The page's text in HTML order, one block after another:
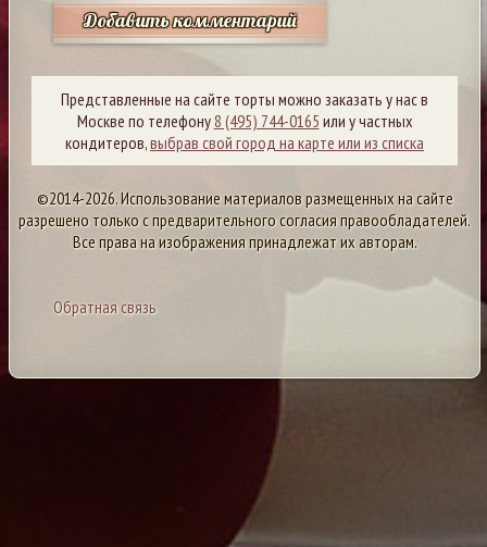
Добавить комментарий
Представленные на сайте торты можно заказать у нас в
Москве по телефону8 (495) 744-0165 или у частных
кондитеров,выбрав свой город на карте или из списка
©2014-2026. Использование материалов размещенных на сайте
разрешено только с предварительного согласия правообладателей.
Все права на изображения принадлежат их авторам.
Обратная связь